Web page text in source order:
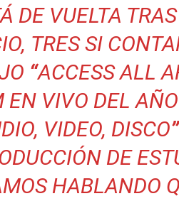
DE VUELTA
TRES SI
“ACCESS ALL
EN VIVO DEL
VIDEO, DISCO”
DE
HABLANDO